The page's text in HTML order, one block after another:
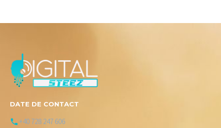
DATE DE CONTACT
+40 728 247 606